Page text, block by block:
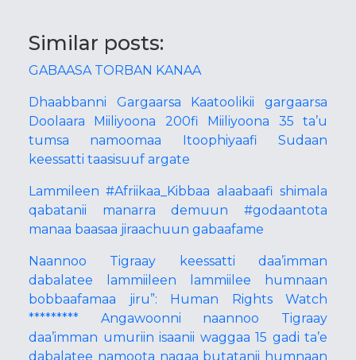
Similar posts:
GABAASA TORBAN KANAA
Dhaabbanni Gargaarsa Kaatoolikii gargaarsa
Doolaara Miiliyoona 200fi Miiliyoona 35 ta’u
tumsa namoomaa Itoophiyaafi Sudaan
keessatti taasisuuf argate
Lammileen #Afriikaa_Kibbaa alaabaafi shimala
qabatanii manarra demuun #godaantota
manaa baasaa jiraachuun gabaafame
Naannoo Tigraay keessatti daa’imman
dabalatee lammiileen lammiilee humnaan
bobbaafamaa jiru”: Human Rights Watch
********* Angawoonni naannoo Tigraay
daa’imman umuriin isaanii waggaa 15 gadi ta’e
dabalatee namoota nagaa butatanii humnaan